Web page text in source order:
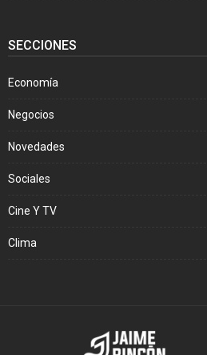
SECCIONES
Economía
Negocios
Novedades
Sociales
Cine Y TV
Clima